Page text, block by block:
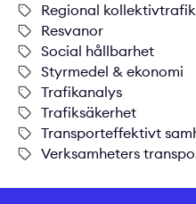
Regional kollektivtrafik
Resvanor
Social hållbarhet
Styrmedel & ekonomi
Trafikanalys
Trafiksäkerhet
Transporteffektivt
Verksamheters